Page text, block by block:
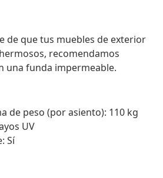
de que tus muebles de exterior
recomendamos
una funda impermeable.
de peso (por asiento): 110 kg
UV
Sí